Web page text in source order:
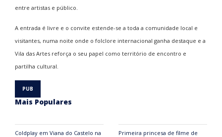
entre artistas e público.
A entrada é livre e o convite estende-se a toda a comunidade local e
visitantes, numa noite onde o folclore internacional ganha destaque e a
Vila das Artes reforça o seu papel como território de encontro e
partilha cultural.
Mais Populares
Coldplay em Viana do Castelo na
Primeira princesa de filme de